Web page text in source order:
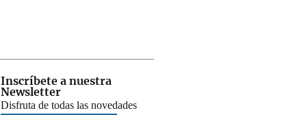
Inscríbete a nuestra
Newsletter
Disfruta de todas las novedades